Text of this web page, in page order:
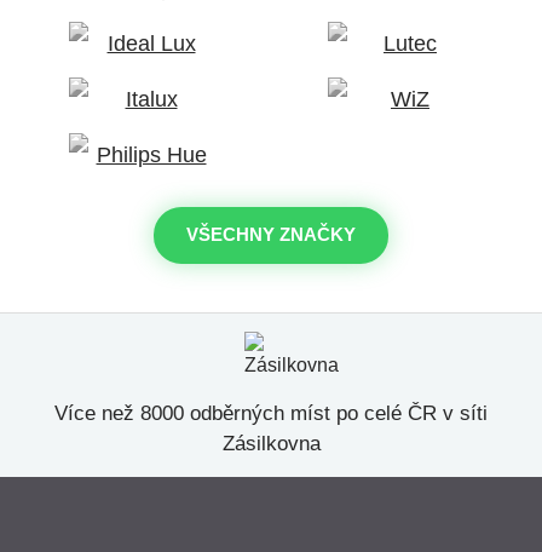
VŠECHNY ZNAČKY
Více než 8000 odběrných míst po celé ČR v síti
Zásilkovna